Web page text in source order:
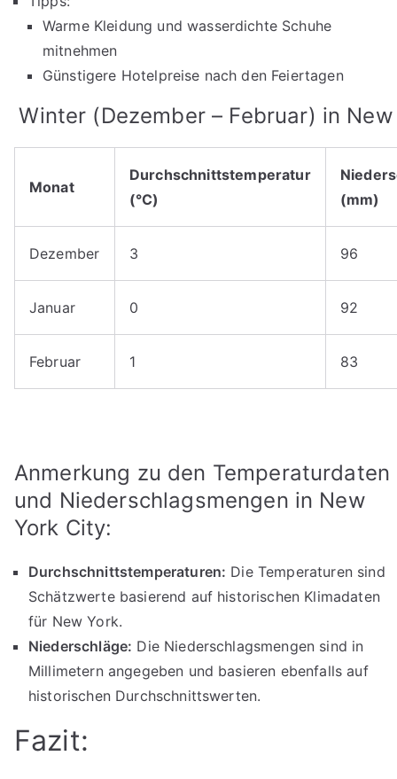
Warme Kleidung und wasserdichte Schuhe
mitnehmen
Günstigere Hotelpreise nach den Feiertagen
Winter (Dezember – Februar) in
Monat
Durchschnittstemperatur
(°C)
(mm)
Dezember 3 96
Januar 0 92
Februar 1 83
Anmerkung zu den Temperaturdaten
und Niederschlagsmengen in New
York City:
Durchschnittstemperaturen: Die Temperaturen sind
Schätzwerte basierend auf historischen Klimadaten
für New York.
Niederschläge: Die Niederschlagsmengen sind in
Millimetern angegeben und basieren ebenfalls auf
historischen Durchschnittswerten.
Fazit: